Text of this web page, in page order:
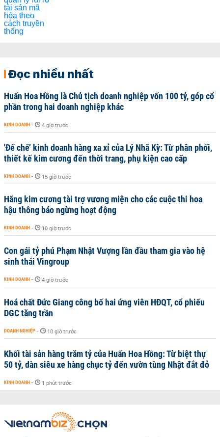
Đọc nhiều nhất
Huấn Hoa Hồng là Chủ tịch doanh nghiệp vốn 100 tỷ, góp cổ
phần trong hai doanh nghiệp khác
KINH DOANH - 4 giờ trước
'Đế chế’ kinh doanh hàng xa xỉ của Lý Nhã Kỳ: Từ phân phối,
thiết kế kim cương đến thời trang, phụ kiện cao cấp
KINH DOANH - 15 giờ trước
Hãng kim cương tài trợ vương miện cho các cuộc thi hoa
hậu thông báo ngừng hoạt động
KINH DOANH - 10 giờ trước
Con gái tỷ phú Phạm Nhật Vượng lần đầu tham gia vào hệ
sinh thái Vingroup
KINH DOANH - 4 giờ trước
Hoá chất Đức Giang công bố hai ứng viên HĐQT, cổ phiếu
DGC tăng trần
DOANH NGHIỆP - 10 giờ trước
Khối tài sản hàng trăm tỷ của Huấn Hoa Hồng: Từ biệt thự
50 tỷ, dàn siêu xe hàng chục tỷ đến vườn tùng Nhật đắt đỏ
KINH DOANH - 1 phút trước